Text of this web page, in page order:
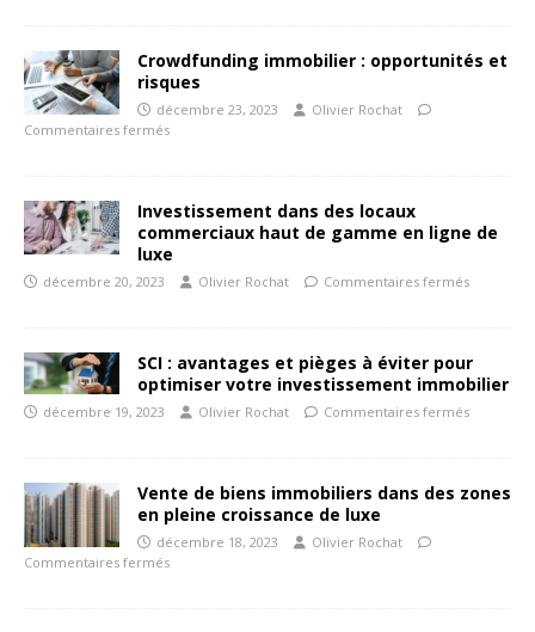
Crowdfunding immobilier : opportunités et
risques
décembre 23, 2023
Olivier Rochat
Commentaires fermés
Investissement dans des locaux
commerciaux haut de gamme en ligne de
luxe
décembre 20, 2023 Olivier Rochat Commentaires fermés
SCI : avantages et pièges à éviter pour
optimiser votre investissement immobilier
décembre 19, 2023 Olivier Rochat Commentaires fermés
Vente de biens immobiliers dans des zones
en pleine croissance de luxe
décembre 18, 2023
Olivier Rochat
Commentaires fermés